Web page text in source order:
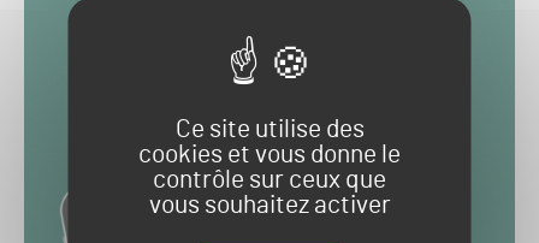
Ce site utilise des
cookies et vous donne le
contrôle sur ceux que
vous souhaitez activer